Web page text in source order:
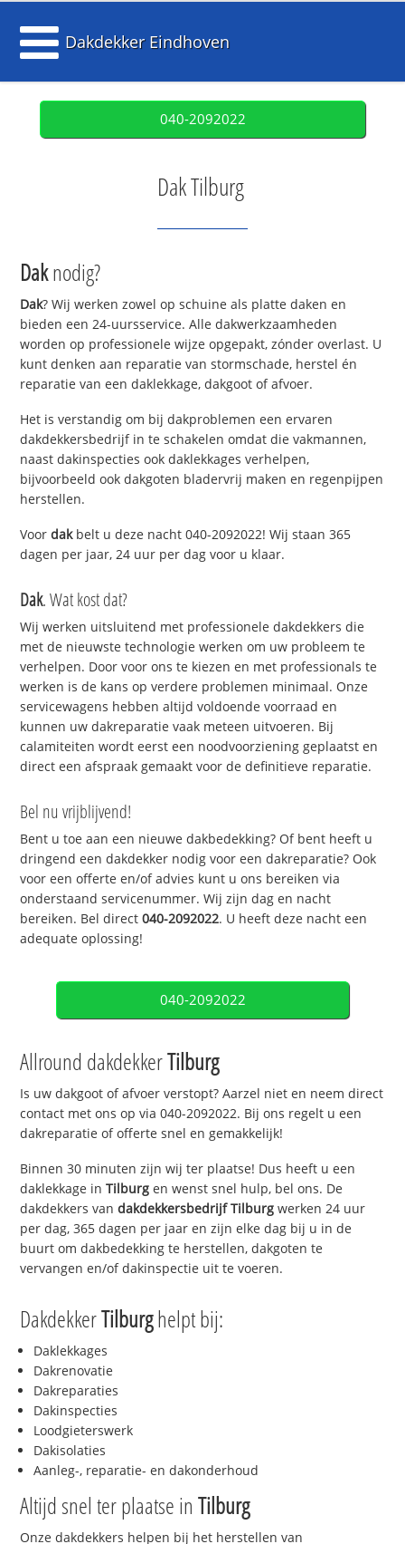
Dakdekker Eindhoven
040-2092022
Dak Tilburg
Daknodig?
Dak? Wij werken zowel op schuine als platte daken en
bieden een 24-uursservice. Alle dakwerkzaamheden
worden op professionele wijze opgepakt, zónder overlast. U
kunt denken aan reparatie van stormschade, herstel én
reparatie van een daklekkage, dakgoot of afvoer.
Het is verstandig om bij dakproblemen een ervaren
dakdekkersbedrijf in te schakelen omdat die vakmannen,
naast dakinspecties ook daklekkages verhelpen,
bijvoorbeeld ook dakgoten bladervrij maken en regenpijpen
herstellen.
Voordakbelt u deze nacht 040-2092022! Wij staan 365
dagen per jaar, 24 uur per dag voor u klaar.
Dak. Wat kost dat?
Wij werken uitsluitend met professionele dakdekkers die
met de nieuwste technologie werken om uw probleem te
verhelpen. Door voor ons te kiezen en met professionals te
werken is de kans op verdere problemen minimaal. Onze
servicewagens hebben altijd voldoende voorraad en
kunnen uw dakreparatie vaak meteen uitvoeren. Bij
calamiteiten wordt eerst een noodvoorziening geplaatst en
direct een afspraak gemaakt voor de definitieve reparatie.
Bel nu vrijblijvend!
Bent u toe aan een nieuwe dakbedekking? Of bent heeft u
dringend een dakdekker nodig voor een dakreparatie? Ook
voor een offerte en/of advies kunt u ons bereiken via
onderstaand servicenummer. Wij zijn dag en nacht
bereiken. Bel direct040-2092022. U heeft deze nacht een
adequate oplossing!
040-2092022
Allround dakdekkerTilburg
Is uw dakgoot of afvoer verstopt? Aarzel niet en neem direct
contact met ons op via 040-2092022. Bij ons regelt u een
dakreparatie of offerte snel en gemakkelijk!
Binnen 30 minuten zijn wij ter plaatse! Dus heeft u een
daklekkage inTilburg en wenst snel hulp, bel ons. De
dakdekkers vandakdekkersbedrijfTilburg werken 24 uur
per dag, 365 dagen per jaar en zijn elke dag bij u in de
buurt om dakbedekking te herstellen, dakgoten te
vervangen en/of dakinspectie uit te voeren.
DakdekkerTilburghelpt bij:
Daklekkages
Dakrenovatie
Dakreparaties
Dakinspecties
Loodgieterswerk
Dakisolaties
Aanleg-, reparatie- en dakonderhoud
Altijd snel ter plaatse inTilburg
Onze dakdekkers helpen bij het herstellen van